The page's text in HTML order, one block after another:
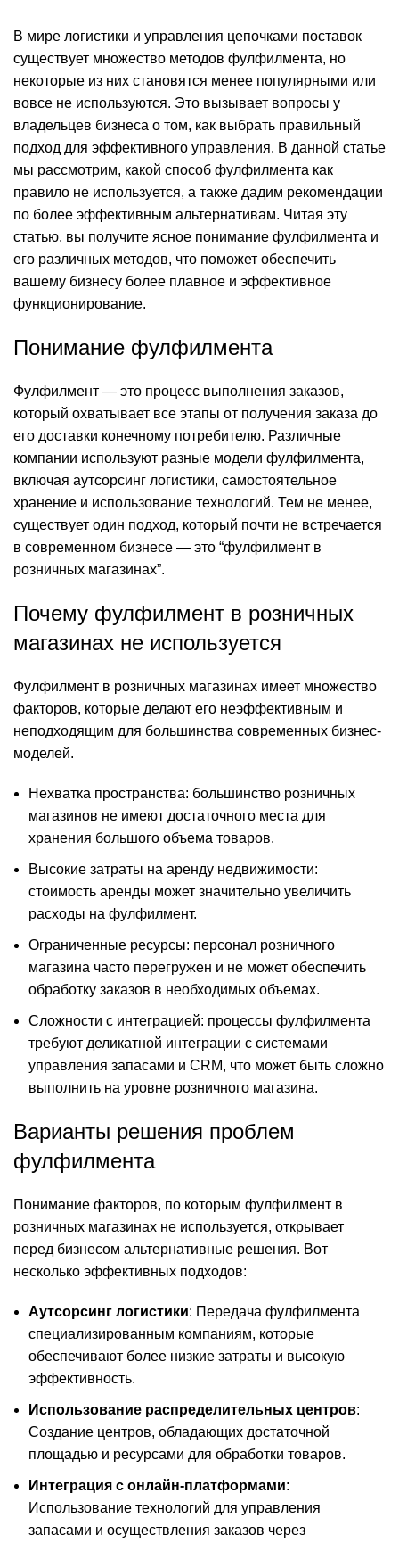
В мире логистики и управления цепочками поставок
существует множество методов фулфилмента, но
некоторые из них становятся менее популярными или
вовсе не используются. Это вызывает вопросы у
владельцев бизнеса о том, как выбрать правильный
подход для эффективного управления. В данной статье
мы рассмотрим, какой способ фулфилмента как
правило не используется, а также дадим рекомендации
по более эффективным альтернативам. Читая эту
статью, вы получите ясное понимание фулфилмента и
его различных методов, что поможет обеспечить
вашему бизнесу более плавное и эффективное
функционирование.
Понимание фулфилмента
Фулфилмент — это процесс выполнения заказов,
который охватывает все этапы от получения заказа до
его доставки конечному потребителю. Различные
компании используют разные модели фулфилмента,
включая аутсорсинг логистики, самостоятельное
хранение и использование технологий. Тем не менее,
существует один подход, который почти не встречается
в современном бизнесе — это “фулфилмент в
розничных магазинах”.
Почему фулфилмент в розничных
магазинах не используется
Фулфилмент в розничных магазинах имеет множество
факторов, которые делают его неэффективным и
неподходящим для большинства современных бизнес-
моделей.
Нехватка пространства: большинство розничных
магазинов не имеют достаточного места для
хранения большого объема товаров.
Высокие затраты на аренду недвижимости:
стоимость аренды может значительно увеличить
расходы на фулфилмент.
Ограниченные ресурсы: персонал розничного
магазина часто перегружен и не может обеспечить
обработку заказов в необходимых объемах.
Сложности с интеграцией: процессы фулфилмента
требуют деликатной интеграции с системами
управления запасами и CRM, что может быть сложно
выполнить на уровне розничного магазина.
Варианты решения проблем
фулфилмента
Понимание факторов, по которым фулфилмент в
розничных магазинах не используется, открывает
перед бизнесом альтернативные решения. Вот
несколько эффективных подходов:
Аутсорсинг логистики: Передача фулфилмента
специализированным компаниям, которые
обеспечивают более низкие затраты и высокую
эффективность.
Использование распределительных центров:
Создание центров, обладающих достаточной
площадью и ресурсами для обработки товаров.
Интеграция с онлайн-платформами:
Использование технологий для управления
запасами и осуществления заказов через